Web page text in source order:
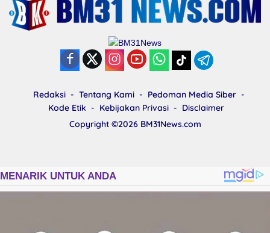
Redaksi Tentang Kami
Pedoman Media Siber
Kode Etik
Kebijakan Privasi
Disclaimer
Copyright ©2026 BM31News.com